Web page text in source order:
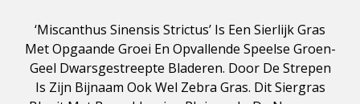
‘Miscanthus Sinensis Strictus’ Is Een Sierlijk Gras
Met Opgaande Groei En Opvallende Speelse Groen-
Geel Dwarsgestreepte Bladeren. Door De Strepen
Is Zijn Bijnaam Ook Wel Zebra Gras. Dit Siergras